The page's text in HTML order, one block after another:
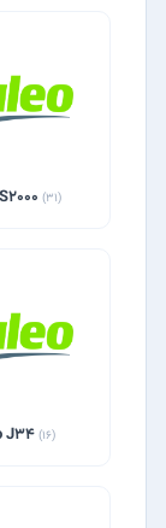
(31)
J34 (16)